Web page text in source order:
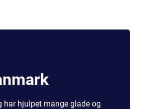
har hjulpet mange glade og